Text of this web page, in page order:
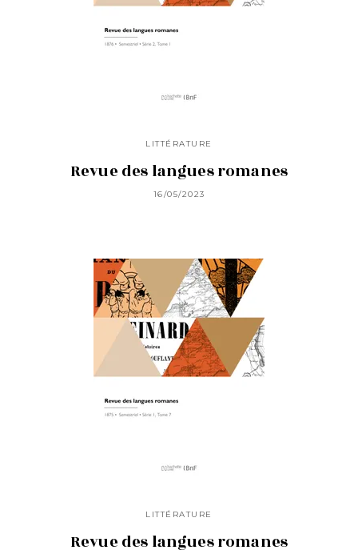
LITTÉRATURE
Revue des langues romanes
16/05/2023
LITTÉRATURE
Revue des langues romanes